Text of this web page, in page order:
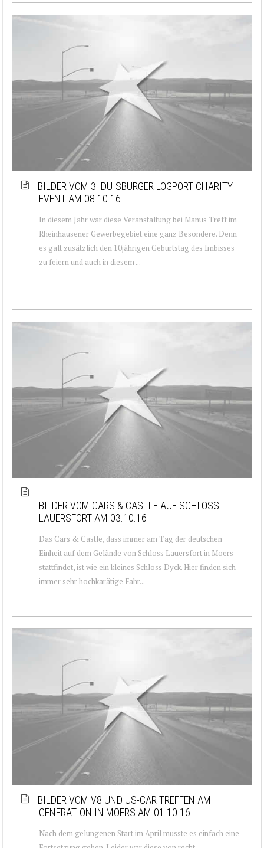
BILDER VOM 3. DUISBURGER LOGPORT CHARITY
EVENT AM 08.10.16
In diesem Jahr war diese Veranstaltung bei Manus Treff im
Rheinhausener Gewerbegebiet eine ganz Besondere. Denn
es galt zusätzlich den 10jährigen Geburtstag des Imbisses
zu feiern und auch in diesem ...
BILDER VOM CARS & CASTLE AUF SCHLOSS
LAUERSFORT AM 03.10.16
Das Cars & Castle, dass immer am Tag der deutschen
Einheit auf dem Gelände von Schloss Lauersfort in Moers
stattfindet, ist wie ein kleines Schloss Dyck. Hier finden sich
immer sehr hochkarätige Fahr...
BILDER VOM V8 UND US-CAR TREFFEN AM
GENERATION IN MOERS AM 01.10.16
Nach dem gelungenen Start im April musste es einfach eine